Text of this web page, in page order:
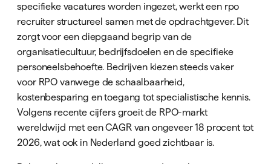
specifieke vacatures worden ingezet, werkt een rpo
recruiter structureel samen met de opdrachtgever. Dit
zorgt voor een diepgaand begrip van de
organisatiecultuur, bedrijfsdoelen en de specifieke
personeelsbehoefte. Bedrijven kiezen steeds vaker
voor RPO vanwege de schaalbaarheid,
kostenbesparing en toegang tot specialistische kennis.
Volgens recente cijfers groeit de RPO-markt
wereldwijd met een CAGR van ongeveer 18 procent tot
2026, wat ook in Nederland goed zichtbaar is.